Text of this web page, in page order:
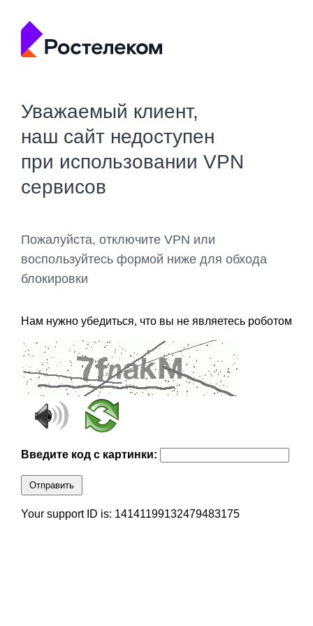
Уважаемый клиент,
наш сайт недоступен
при использовании VPN
сервисов
Пожалуйста, отключите VPN или
воспользуйтесь формой ниже для обхода
блокировки
Нам нужно убедиться, что вы не являетесь роботом
Введите код с картинки:
Отправить
Your support ID is: 14141199132479483175